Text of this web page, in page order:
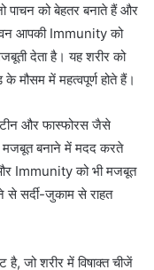
पाचन को बेहतर बनाते हैं और
आपकी Immunity को
देता है। यह शरीर को
में महत्वपूर्ण होते हैं।
और फास्फोरस जैसे
मजबूत बनाने में मदद करते
और Immunity को भी मजबूत
सर्दी-जुकाम से राहत
जो शरीर में विषाक्त चीजें